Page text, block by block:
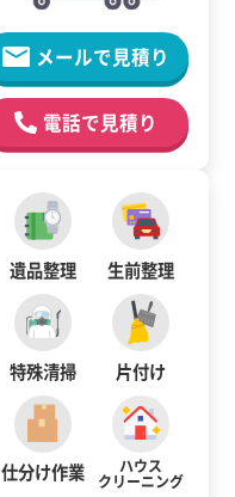
メールで見積り
電話で見積り
遺品整理 生前整理
特殊清掃 片付け
仕分け作業 ハウス
クリーニング